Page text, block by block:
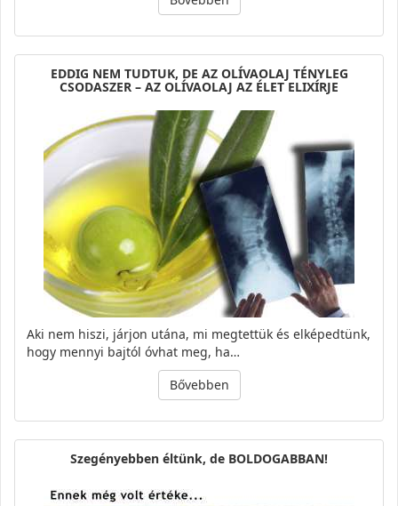
EDDIG NEM TUDTUK, DE AZ OLÍVAOLAJ TÉNYLEG
CSODASZER – AZ OLÍVAOLAJ AZ ÉLET ELIXÍRJE
Aki nem hiszi, járjon utána, mi megtettük és elképedtünk,
hogy mennyi bajtól óvhat meg, ha…
Bővebben
Szegényebben éltünk, de BOLDOGABBAN!